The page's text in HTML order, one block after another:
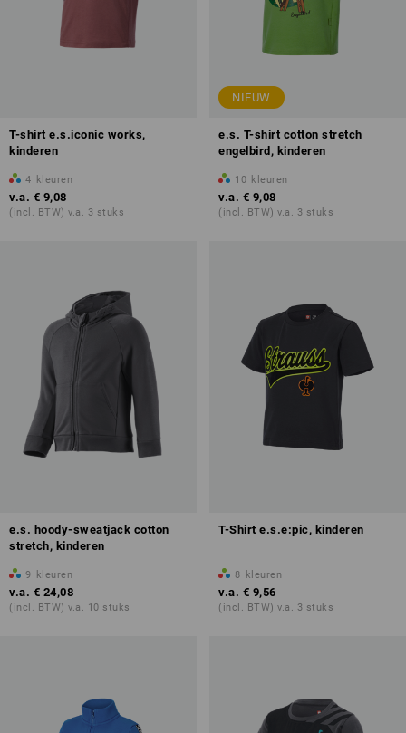
T-shirt e.s.iconic works,
kinderen
4 kleuren
v.a. € 9,08
(incl. BTW) v.a. 3 stuks
NIEUW
e.s. T-shirt cotton stretch
engelbird, kinderen
10 kleuren
v.a. € 9,08
(incl. BTW) v.a. 3 stuks
e.s. hoody-sweatjack cotton
stretch, kinderen
9 kleuren
v.a. € 24,08
(incl. BTW) v.a. 10 stuks
T-Shirt e.s.e:pic, kinderen
8 kleuren
v.a. € 9,56
(incl. BTW) v.a. 3 stuks